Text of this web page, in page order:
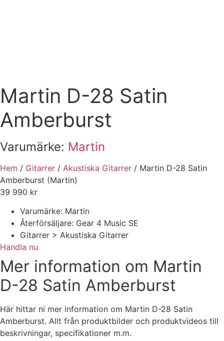
Martin D-28 Satin
Amberburst
Varumärke: Martin
Hem / Gitarrer / Akustiska Gitarrer / Martin D-28 Satin
Amberburst (Martin)
39 990 kr
Varumärke: Martin
Återförsäljare: Gear 4 Music SE
Gitarrer > Akustiska Gitarrer
Handla nu
Mer information om Martin
D-28 Satin Amberburst
Här hittar ni mer information om Martin D-28 Satin
Amberburst. Allt från produktbilder och produktvideos till
beskrivningar, specifikationer m.m.